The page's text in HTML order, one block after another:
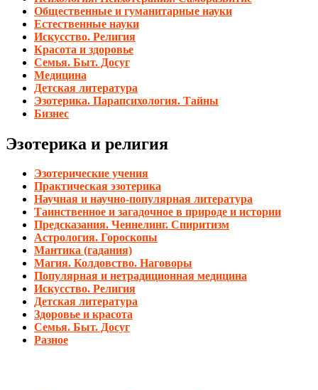
Общественные и гуманитарные науки
Естественные науки
Искусство. Религия
Красота и здоровье
Семья. Быт. Досуг
Медицина
Детская литература
Эзотерика. Парапсихология. Тайны
Бизнес
Эзотерика и религия
Эзотерические учения
Практическая эзотерика
Научная и научно-популярная литература
Таинственное и загадочное в природе и истории
Предсказания. Ченнелинг. Спиритизм
Астрология. Гороскопы
Мантика (гадания)
Магия. Колдовство. Наговоры
Популярная и нетрадиционная медицина
Искусство. Религия
Детская литература
Здоровье и красота
Семья. Быт. Досуг
Разное